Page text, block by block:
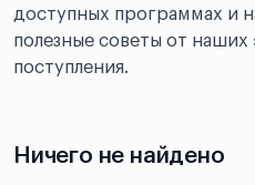
доступных программах и
полезные советы от
поступления.
Ничего не найдено